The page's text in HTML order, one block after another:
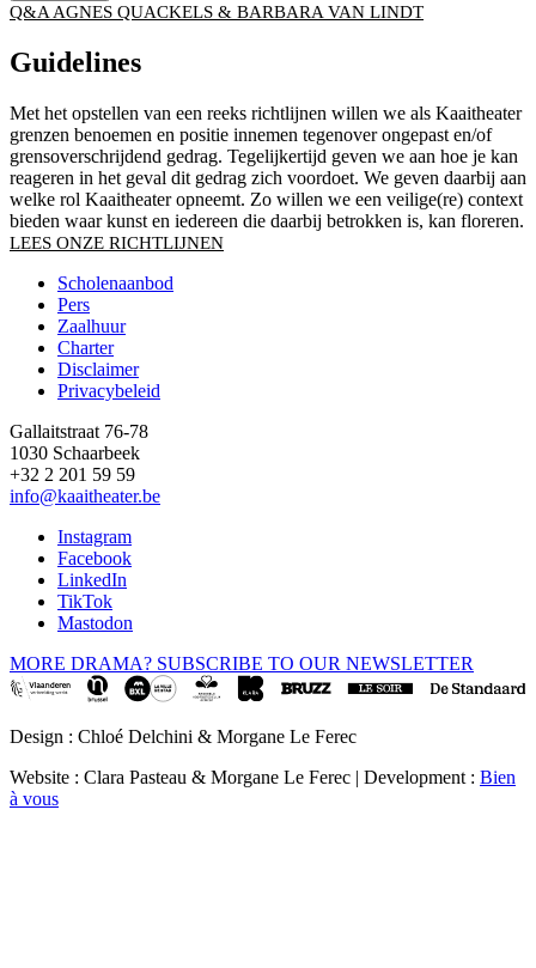
Q&A AGNES QUACKELS & BARBARA VAN LINDT
Guidelines
Met het opstellen van een reeks richtlijnen willen we als Kaaitheater
grenzen benoemen en positie innemen tegenover ongepast en/of
grensoverschrijdend gedrag. Tegelijkertijd geven we aan hoe je kan
reageren in het geval dit gedrag zich voordoet. We geven daarbij aan
welke rol Kaaitheater opneemt. Zo willen we een veilige(re) context
bieden waar kunst en iedereen die daarbij betrokken is, kan floreren.
LEES ONZE RICHTLIJNEN
Footer
Scholenaanbod
Pers
Zaalhuur
Charter
Disclaimer
Privacybeleid
Gallaitstraat 76-78
1030 Schaarbeek
+32 2 201 59 59
info@kaaitheater.be
Instagram
Facebook
LinkedIn
TikTok
Mastodon
MORE DRAMA? SUBSCRIBE TO OUR NEWSLETTER
Design : Chloé Delchini & Morgane Le Ferec
Website : Clara Pasteau & Morgane Le Ferec | Development : Bien
à vous